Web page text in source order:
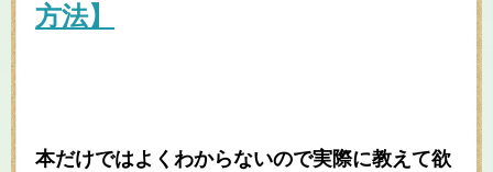
方法】
本だけではよくわからないので実際に教えて欲